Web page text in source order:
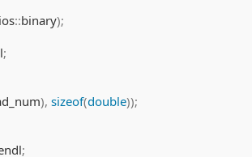
ios::binary);
;
), sizeof(double));
;